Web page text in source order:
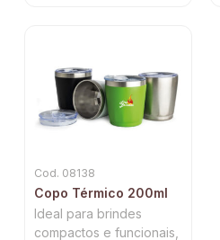
Cod. 08138
Copo Térmico 200ml
Ideal para brindes
compactos e funcionais,